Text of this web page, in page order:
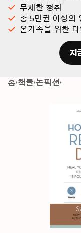
무제한 청취
총 5만권 이상의
온가족을 위한
지
홈 책들 논픽션